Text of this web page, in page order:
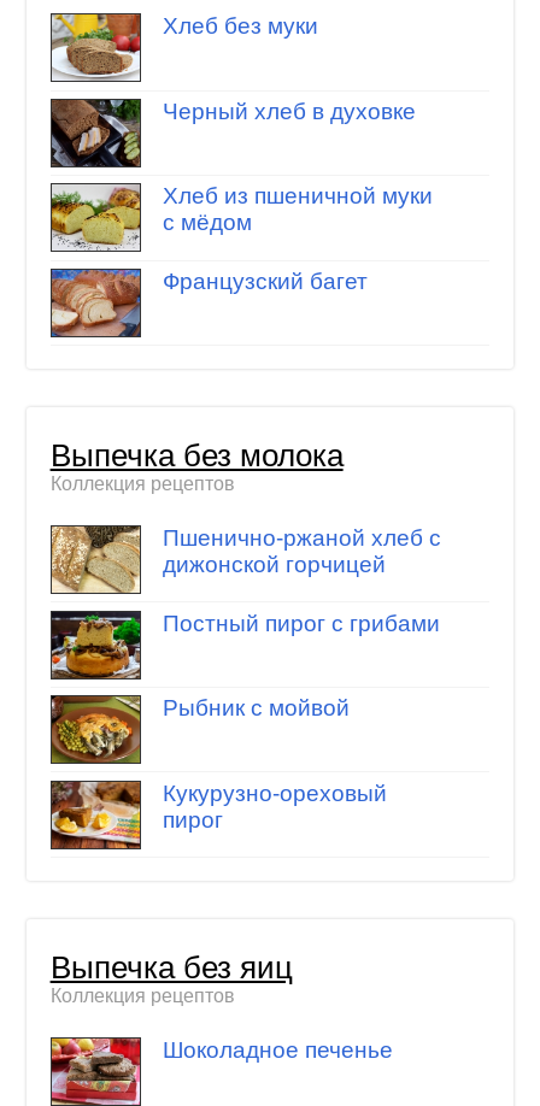
Хлеб без муки
Черный хлеб в духовке
Хлеб из пшеничной муки
с мёдом
Французский багет
Выпечка без молока
Коллекция рецептов
Пшенично-ржаной хлеб с
дижонской горчицей
Постный пирог с грибами
Рыбник с мойвой
Кукурузно-ореховый
пирог
Выпечка без яиц
Коллекция рецептов
Шоколадное печенье